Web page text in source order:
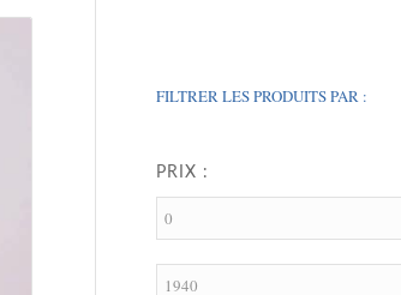
FILTRER LES PRODUITS PAR :
PRIX :